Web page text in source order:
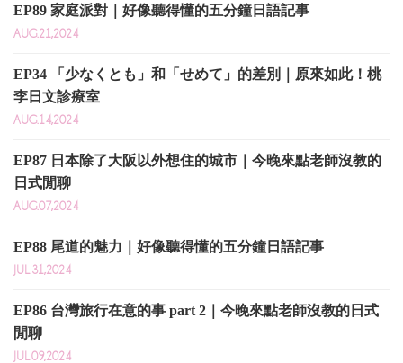
EP89 家庭派對｜好像聽得懂的五分鐘日語記事
AUG.21,2024
EP34 「少なくとも」和「せめて」的差別｜原來如此！桃
李日文診療室
AUG.14,2024
EP87 日本除了大阪以外想住的城市｜今晚來點老師沒教的
日式閒聊
AUG.07,2024
EP88 尾道的魅力｜好像聽得懂的五分鐘日語記事
JUL.31,2024
EP86 台灣旅行在意的事 part 2｜今晚來點老師沒教的日式
閒聊
JUL.09,2024